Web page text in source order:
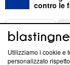
contro le
ABOUT
Questa sezione
Utilizziamo i cookie e
personalizzato